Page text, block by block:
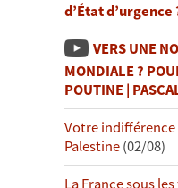
d’État
VERS UNE
MONDIALE ?
POUTINE |
Votre indifférence
Palestine(02/08)